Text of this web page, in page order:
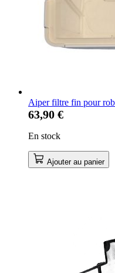
Aiper filtre fin pour
63,90 €
En stock
Ajouter au panier